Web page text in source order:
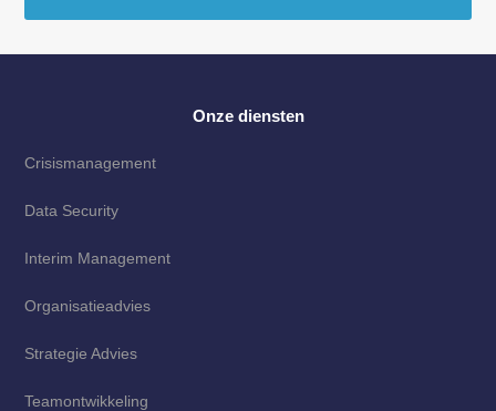
Onze diensten
Crisismanagement
Data Security
Interim Management
Organisatieadvies
Strategie Advies
Teamontwikkeling